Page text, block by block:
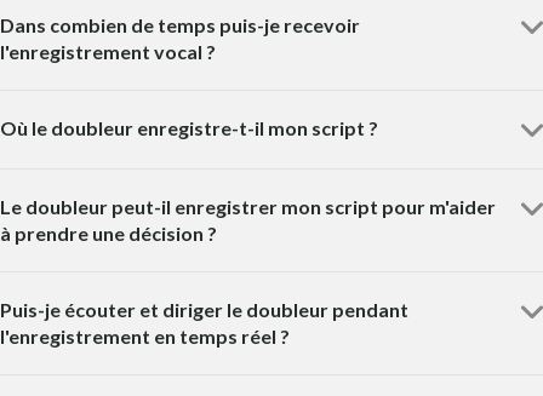
Dans combien de temps puis-je recevoir
l'enregistrement vocal ?
Où le doubleur enregistre-t-il mon script ?
Le doubleur peut-il enregistrer mon script pour m'aider
à prendre une décision ?
Puis-je écouter et diriger le doubleur pendant
l'enregistrement en temps réel ?